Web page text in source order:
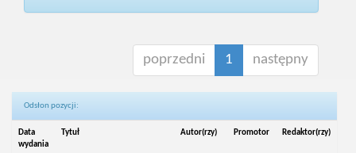
poprzedni 1 następny
Odsłon pozycji:
Data
wydania
Tytuł Autor(rzy) Promotor Redaktor(rzy)